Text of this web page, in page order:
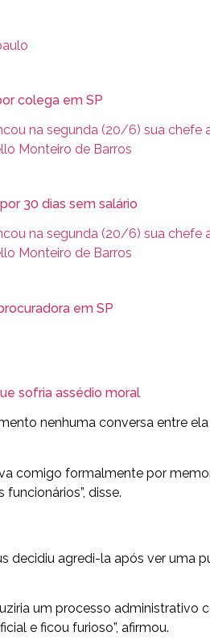
colega em SP
30 dias sem salário
em SP
sofria assédio moral
nenhuma conversa entre ela
comigo formalmente por
disse.
decidiu agredi-la após ver uma
um processo administrativo
e ficou furioso”, afirmou.